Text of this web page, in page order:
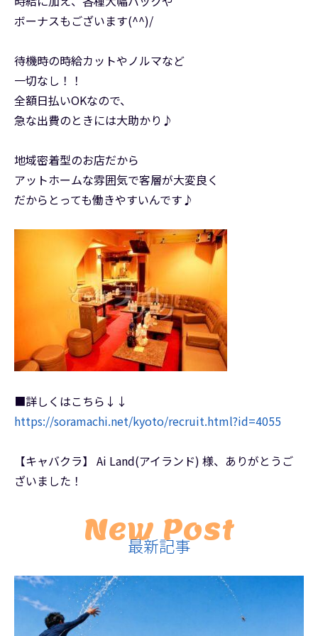
ボーナスもございます(^^)/
待機時の時給カットやノルマなど
一切なし！！
全額日払いOKなので、
急な出費のときには大助かり♪
地域密着型のお店だから
アットホームな雰囲気で客層が大変良く
だからとっても働きやすいんです♪
■詳しくはこちら↓↓
https://soramachi.net/kyoto/recruit.html?id=4055
【キャバクラ】 Ai Land(アイランド) 様、ありがとうご
ざいました！
New Post
最新記事